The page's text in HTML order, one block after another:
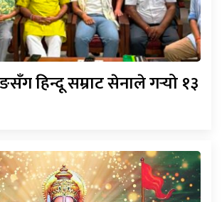
हिन्दू सम्राट सेनाले गर्‍यो १३